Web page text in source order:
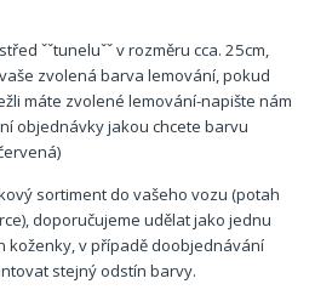
ˇˇtuneluˇˇ v rozměru cca. 25cm,
zvolená barva lemování, pokud
máte zvolené lemování-napište nám
objednávky jakou chcete barvu
sortiment do vašeho vozu (potah
doporučujeme udělat jako jednu
koženky, v případě doobjednávání
stejný odstín barvy.